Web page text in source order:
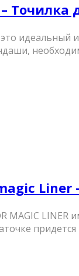
Точилка
идеальный
Liner
MAGIC